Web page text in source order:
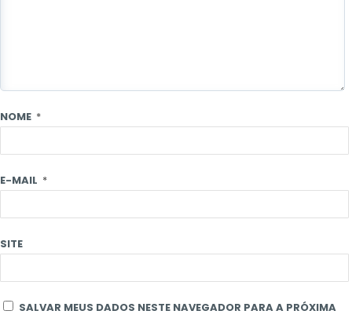
NOME *
E-MAIL *
SITE
SALVAR MEUS DADOS NESTE NAVEGADOR PARA A PRÓXIMA